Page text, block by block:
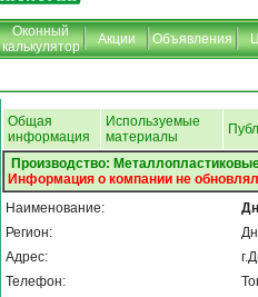
Оконный
калькулятор
Акции Объявления
Общая
информация
Используемые
материалы
Производство:
Информация о компании не
Наименование:
Регион:
Адрес:
Телефон: